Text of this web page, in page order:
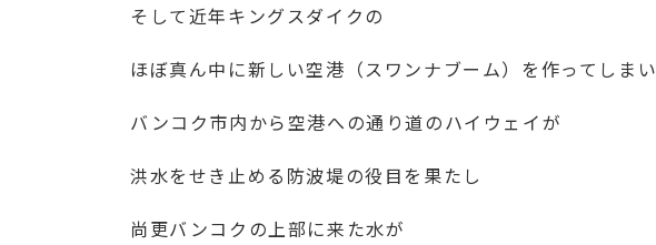
そして近年キングスダイクの
ほぼ真ん中に新しい空港（スワンナブーム）を作ってしまい
バンコク市内から空港への通り道のハイウェイが
洪水をせき止める防波堤の役目を果たし
尚更バンコクの上部に来た水が